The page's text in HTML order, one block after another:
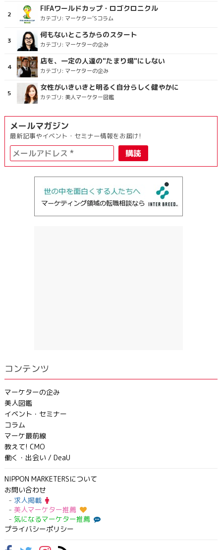
FIFAワールドカップ・ロゴクロニクル
カテゴリ: マーケター’Sコラム
何もないところからのスタート
カテゴリ: マーケターの企み
店を、一定の人達の"たまり場"にしない
カテゴリ: マーケターの企み
女性がいきいきと明るく自分らしく健やかに
カテゴリ: 美人マーケター図鑑
メールマガジン
最新記事やイベント・セミナー情報をお届け!
コンテンツ
マーケターの企み
美人図鑑
イベント・セミナー
コラム
マーケ最前線
教えて! CMO
働く・出会い / DeaU
NIPPON MARKETERSについて
お問い合わせ
求人掲載
美人マーケター推薦
気になるマーケター推薦
プライバシーポリシー